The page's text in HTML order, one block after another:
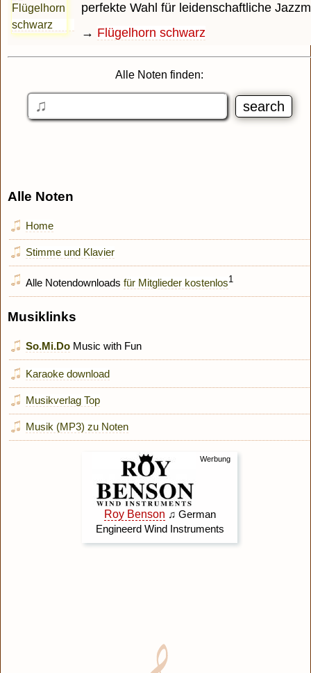
perfekte Wahl für leidenschaftliche
→ Flügelhorn schwarz
Alle Noten finden:
Alle Noten
Home
Stimme und Klavier
Alle Notendownloads für Mitglieder kostenlos1
Musiklinks
So.Mi.Do Music with Fun
Karaoke download
Musikverlag Top
Musik (MP3) zu Noten